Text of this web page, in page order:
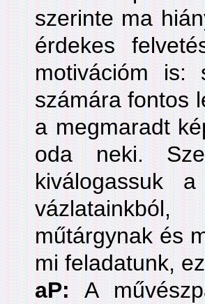
szerinte ma
érdekes
motivációm is:
számára fontos
a megmaradt
oda neki.
kiválogassuk
műtárgynak és
mi feladatunk,
aP:A